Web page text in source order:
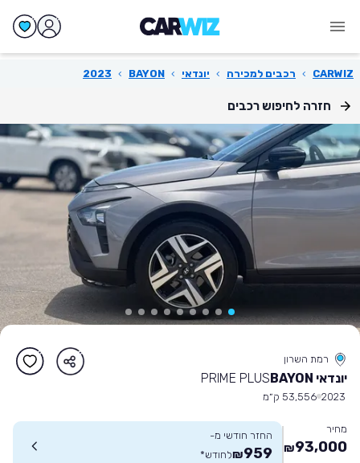
CARWIZ
› רכבים למכירה › יונדאי ›
BAYON
›
2023
חזרה לחיפוש רכבים
רמת השרון
יונדאי BAYON PRIME PLUS
2023 53,556 ק״מ
מחיר
93,000
₪
החזר חודשי מ-
959
₪לחודש*